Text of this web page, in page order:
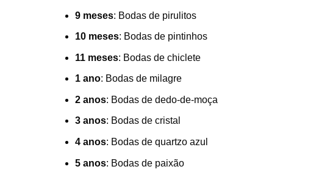
9 meses: Bodas de pirulitos
10 meses: Bodas de pintinhos
11 meses: Bodas de chiclete
1 ano: Bodas de milagre
2 anos: Bodas de dedo-de-moça
3 anos: Bodas de cristal
4 anos: Bodas de quartzo azul
5 anos: Bodas de paixão